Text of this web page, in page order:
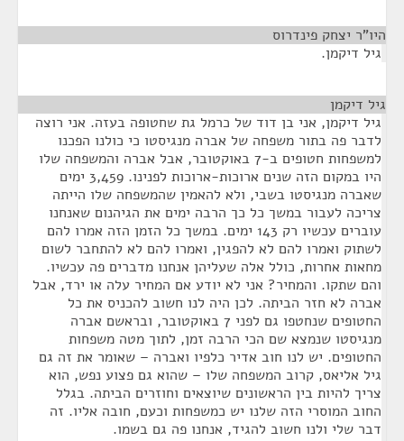
היו"ר יצחק פינדרוס
גיל דיקמן.
גיל דיקמן
גיל דיקמן, אני בן דוד של כרמל גת שחטופה בעזה. אני רוצה
לדבר פה בתור משפחה של אברה מנגיסטו כי כולנו הפכנו
למשפחות חטופים ב-7 באוקטובר, אבל אברה והמשפחה שלו
היו במקום הזה שנים ארוכות-ארוכות לפנינו. 3,459 ימים
שאברה מנגיסטו בשבי, ולא להאמין שהמשפחה שלו הייתה
צריכה לעבור במשך כל כך הרבה ימים את הגיהנום שאנחנו
עוברים עכשיו רק 143 ימים. במשך כל הזמן הזה אמרו להם
לשתוק ואמרו להם לא להפגין, ואמרו להם לא להתחבר לשום
מחאות אחרות, כולל אלה שעליהן אנחנו מדברים פה עכשיו.
והם שתקו. והמחיר? אני לא יודע אם המחיר עלה או ירד, אבל
אברה לא חזר הביתה. לכן היה לנו חשוב להכניס את כל
החטופים שנחטפו גם לפני 7 באוקטובר, ובראשם אברה
מנגיסטו שנמצא שם הכי הרבה זמן, לתוך מטה משפחות
החטופים. יש לנו חוב אדיר כלפיו ואברה – שאומר את זה גם
גיל אליאס, קרוב המשפחה שלו – שהוא גם פצוע נפש, הוא
צריך להיות בין הראשונים שיוצאים וחוזרים הביתה. בגלל
החוב המוסרי הזה שלנו יש כמשפחות וכעם, חובה אליו. זה
דבר שלי ולנו חשוב להגיד, אנחנו פה גם בשמו.